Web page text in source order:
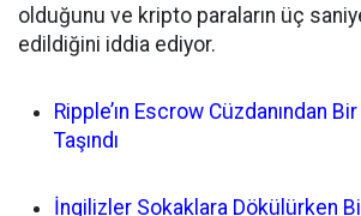
olduğunu ve kripto paraların üç
edildiğini iddia ediyor.
Ripple’ın Escrow Cüzdanından
Taşındı
İngilizler Sokaklara Dökülürken